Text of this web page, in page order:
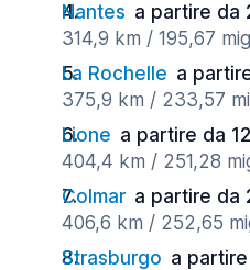
Nantes a partire da
314,9 km / 195,67
La Rochelle a
375,9 km / 233,57
Lione a partire da
404,4 km / 251,28
Colmar a partire da
406,6 km / 252,65
Strasburgo a